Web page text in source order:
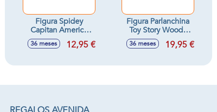
Figura Spidey
Capitan America
22.8 cm
36 meses 12,95 €
Figura Parlanchina
Toy Story Woody
18 cm
36 meses 19,95 €